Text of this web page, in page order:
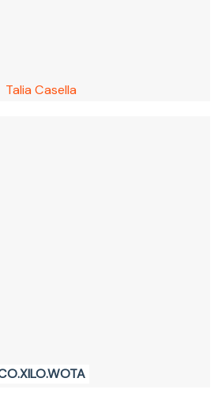
Talia Casella